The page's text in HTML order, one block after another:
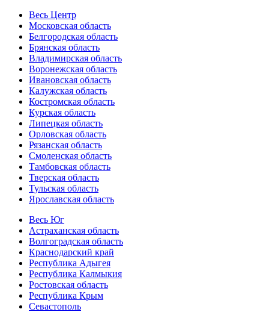
Весь Центр
Московская область
Белгородская область
Брянская область
Владимирская область
Воронежская область
Ивановская область
Калужская область
Костромская область
Курская область
Липецкая область
Орловская область
Рязанская область
Смоленская область
Тамбовская область
Тверская область
Тульская область
Ярославская область
Весь Юг
Астраханская область
Волгоградская область
Краснодарский край
Республика Адыгея
Республика Калмыкия
Ростовская область
Республика Крым
Севастополь